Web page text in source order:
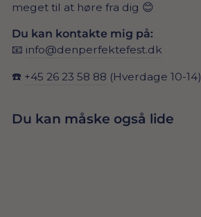
meget til at høre fra dig 😊
Du kan kontakte mig på:
📧 info@denperfektefest.dk
☎️ +45 26 23 58 88 (Hverdage 10-14)
Du kan måske også lide